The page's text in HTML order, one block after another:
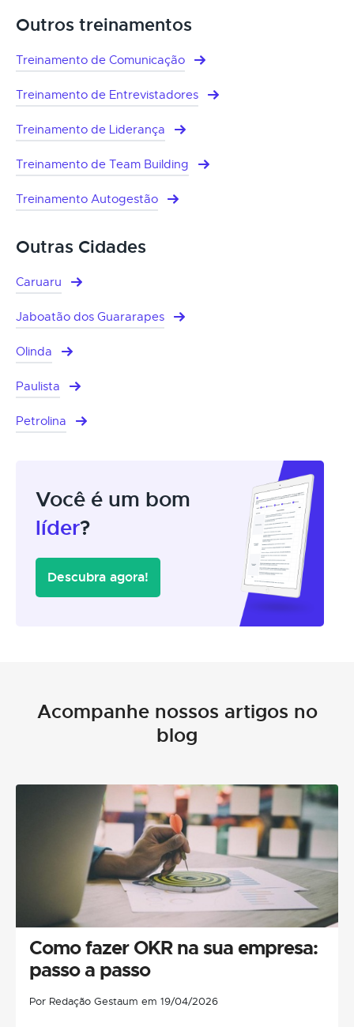
Outros treinamentos
Treinamento de Comunicação
Treinamento de Entrevistadores
Treinamento de Liderança
Treinamento de Team Building
Treinamento Autogestão
Outras Cidades
Caruaru
Jaboatão dos Guararapes
Olinda
Paulista
Petrolina
Você é um bom
líder?
Descubra agora!
Acompanhe nossos artigos no
blog
Como fazer OKR na sua empresa:
passo a passo
Por Redação Gestaum em 19/04/2026